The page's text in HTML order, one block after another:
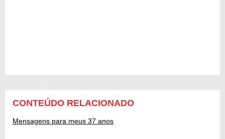
CONTEÚDO RELACIONADO
Mensagens para meus 37 anos